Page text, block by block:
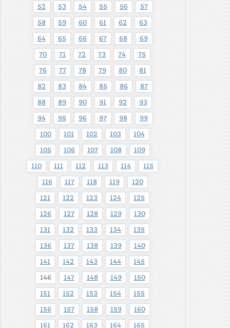
52 53 54 55 56 57
58 59 60 61 62 63
64 65 66 67 68 69
70 71 72 73 74 75
76 77 78 79 80 81
82 83 84 85 86 87
88 89 90 91 92 93
94 95 96 97 98 99
100 101 102 103 104
105 106 107 108 109
110 111 112 113 114 115
116 117 118 119 120
121 122 123 124 125
126 127 128 129 130
131 132 133 134 135
136 137 138 139 140
141 142 143 144 145
146 147 148 149 150
151 152 153 154 155
156 157 158 159 160
161 162 163 164 165